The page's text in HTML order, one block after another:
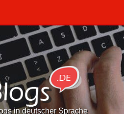
in deutscher Sprache